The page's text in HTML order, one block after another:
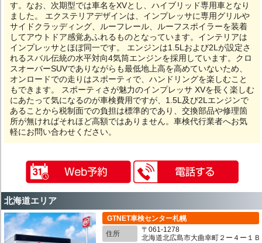
す。なお、次期型では車名をXVとし、ハイブリッド専用車となり
ました。 エクステリアデザインは、インプレッサに専用グリルや
サイドクラッディング、ルーフレール、ルーフスポイラーを装着
してアウトドア感覚あふれるものとなっています。インテリアは
インプレッサとほぼ同一です。 エンジンは1.5Lおよび2Lが設定さ
れるスバル伝統の水平対向4気筒エンジンを採用しています。クロ
スオーバーSUVでありながらも最低地上高を高めていないため、
オンロードでの走りはスポーティで、ハンドリングを楽しむこと
もできます。 スポーティさが魅力のインプレッサ XVを長く楽しむ
にあたって気になるのが車検費用ですが、1.5L及び2Lエンジンで
あることから税制面での負担は標準的であり、交換部品や修理箇
所が無ければそれほど高額ではありません。車検代行業者へお気
軽にお問い合わせください。
北海道エリア
GTNET車検センター札幌
住所
〒061-1278
北海道北広島市大曲幸町２ー４ー１Ｂ